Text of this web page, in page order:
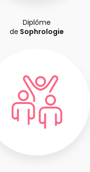
Diplôme
de Sophrologie